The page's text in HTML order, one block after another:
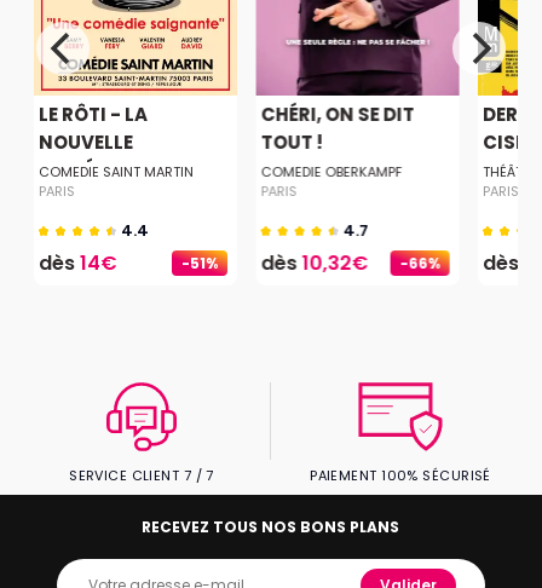
-51%
LE RÔTI - LA
NOUVELLE
COMÉDIE...
COMEDIE SAINT MARTIN
PARIS
4.4
dès14€ -66%
CHÉRI, ON SE DIT
TOUT !
COMEDIE OBERKAMPF
PARIS
4.7
dès10,32€
PARIS
dès
SERVICE CLIENT 7 / 7 PAIEMENT 100% SÉCURISÉ
RECEVEZ TOUS NOS BONS PLANS